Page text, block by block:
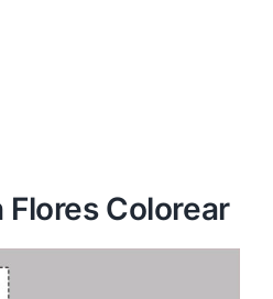
Flores Colorear